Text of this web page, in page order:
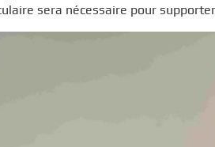
sera nécessaire pour